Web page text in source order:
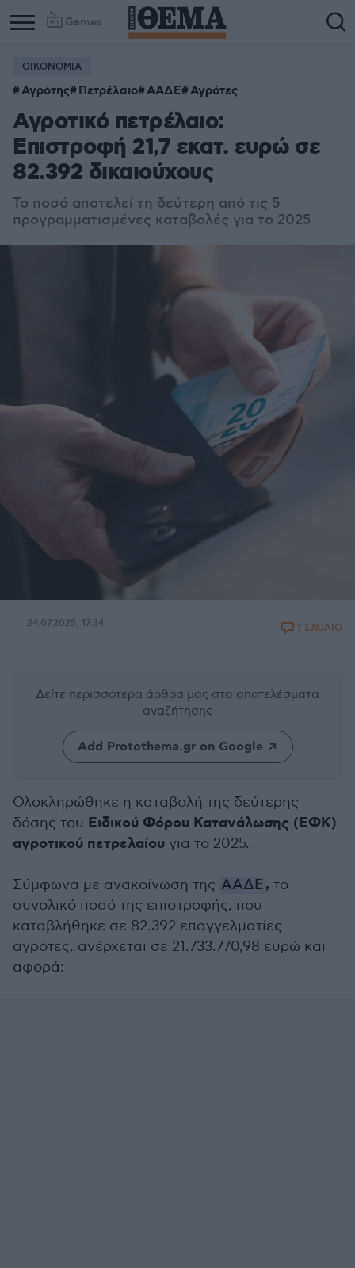
Games
ΟΙΚΟΝΟΜΙΑ
Αγρότης Πετρέλαιο ΑΑΔΕ Αγρότες
Αγροτικό πετρέλαιο:
Επιστροφή 21,7 εκατ. ευρώ σε
82.392 δικαιούχους
Το ποσό αποτελεί τη δεύτερη από τις 5
προγραμματισμένες καταβολές για το 2025
24.07.2025, 17:34 1 ΣΧΟΛΙΟ
Δείτε περισσότερα άρθρα μας στα αποτελέσματα
αναζήτησης
Add Protothema.gr on Google
Ολοκληρώθηκε η καταβολή της δεύτερης
δόσης του Ειδικού Φόρου Κατανάλωσης (ΕΦΚ)
αγροτικού πετρελαίου για το 2025.
Σύμφωνα με ανακοίνωση της ΑΑΔΕ, το
συνολικό ποσό της επιστροφής, που
καταβλήθηκε σε 82.392 επαγγελματίες
αγρότες, ανέρχεται σε 21.733.770,98 ευρώ και
αφορά: